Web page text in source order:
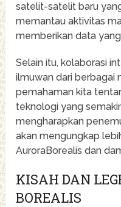
satelit-satelit baru
memantau aktivitas
memberikan data
Selain itu, kolaborasi
ilmuwan dari berbagai
pemahaman kita
teknologi yang
mengharapkan
akan mengungkap
AuroraBorealis dan
KISAH DAN
BOREALIS